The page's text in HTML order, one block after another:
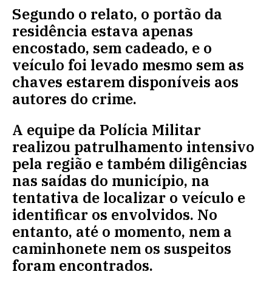
Segundo o relato, o portão da
residência estava apenas
encostado, sem cadeado, e o
veículo foi levado mesmo sem as
chaves estarem disponíveis aos
autores do crime.
A equipe da Polícia Militar
realizou patrulhamento intensivo
pela região e também diligências
nas saídas do município, na
tentativa de localizar o veículo e
identificar os envolvidos. No
entanto, até o momento, nem a
caminhonete nem os suspeitos
foram encontrados.